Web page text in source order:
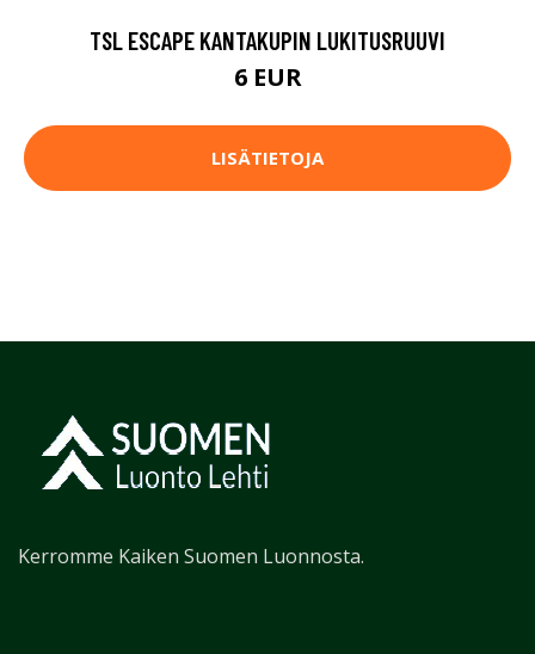
TSL ESCAPE KANTAKUPIN LUKITUSRUUVI
6 EUR
LISÄTIETOJA
Kerromme Kaiken Suomen Luonnosta.